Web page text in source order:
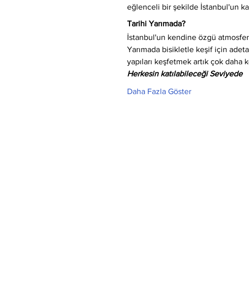
eğlenceli bir şekilde İstanbul'un
Tarihi Yarımada?
İstanbul'un kendine özgü
Yarımada bisikletle keşif için
yapıları keşfetmek artık çok
Herkesin katılabileceği Seviyede
Daha Fazla Göster